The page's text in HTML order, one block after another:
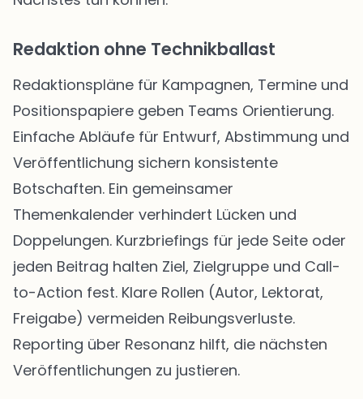
Redaktion ohne Technikballast
Redaktionspläne für Kampagnen, Termine und
Positionspapiere geben Teams Orientierung.
Einfache Abläufe für Entwurf, Abstimmung und
Veröffentlichung sichern konsistente
Botschaften. Ein gemeinsamer
Themenkalender verhindert Lücken und
Doppelungen. Kurzbriefings für jede Seite oder
jeden Beitrag halten Ziel, Zielgruppe und Call-
to-Action fest. Klare Rollen (Autor, Lektorat,
Freigabe) vermeiden Reibungsverluste.
Reporting über Resonanz hilft, die nächsten
Veröffentlichungen zu justieren.